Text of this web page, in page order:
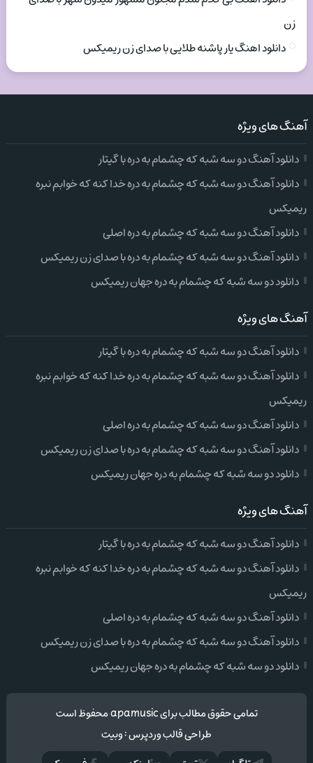
زن
دانلود اهنگ یار پاشنه طلایی با صدای زن ریمیکس
آهنگ های ویژه
دانلود آهنگ دو سه شبه که چشمام به دره با گیتار
دانلود آهنگ دو سه شبه که چشمام به دره خدا کنه که خوابم نبره
ریمیکس
دانلود آهنگ دو سه شبه که چشمام به دره اصلی
دانلود آهنگ دو سه شبه که چشمام به دره با صدای زن ریمیکس
دانلود دو سه شبه که چشمام به دره جهان ریمیکس
آهنگ های ویژه
دانلود آهنگ دو سه شبه که چشمام به دره با گیتار
دانلود آهنگ دو سه شبه که چشمام به دره خدا کنه که خوابم نبره
ریمیکس
دانلود آهنگ دو سه شبه که چشمام به دره اصلی
دانلود آهنگ دو سه شبه که چشمام به دره با صدای زن ریمیکس
دانلود دو سه شبه که چشمام به دره جهان ریمیکس
آهنگ های ویژه
دانلود آهنگ دو سه شبه که چشمام به دره با گیتار
دانلود آهنگ دو سه شبه که چشمام به دره خدا کنه که خوابم نبره
ریمیکس
دانلود آهنگ دو سه شبه که چشمام به دره اصلی
دانلود آهنگ دو سه شبه که چشمام به دره با صدای زن ریمیکس
دانلود دو سه شبه که چشمام به دره جهان ریمیکس
تمامی حقوق مطالب برای apamusic محفوظ است
طراحی قالب وردپرس:وبیت